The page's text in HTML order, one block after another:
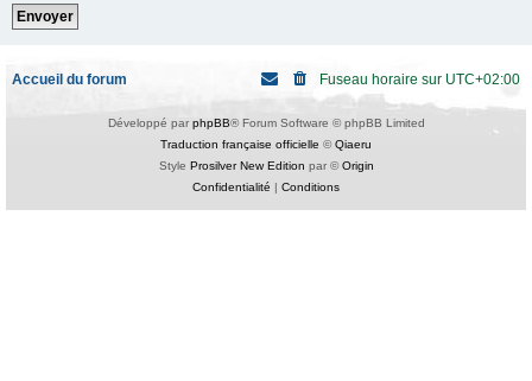
Accueil du forum Fuseau horaire sur UTC+02:00
Développé par phpBB® Forum Software © phpBB Limited
Traduction française officielle ©Qiaeru
Style Prosilver New Edition par ©Origin
Confidentialité
Conditions